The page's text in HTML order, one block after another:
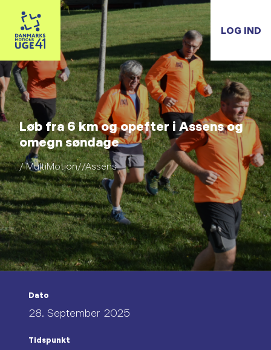
LOG IND
Løb fra 6 km og opefter i Assens og
omegn søndage
/ MultiMotion//Assens
Dato
28. September 2025
Tidspunkt